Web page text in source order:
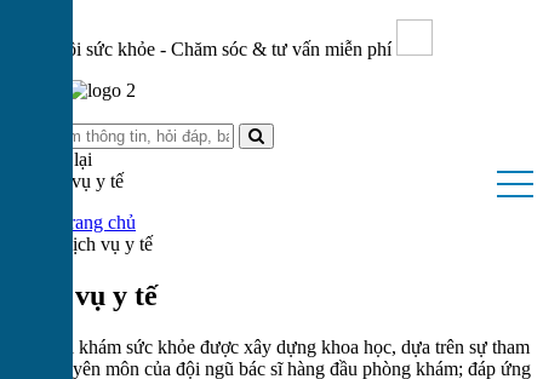
Ngày hội sức khỏe - Chăm sóc & tư vấn miễn phí
Quay lại
Trang chủ
Dịch vụ y tế
Dịch vụ y tế
Các gói khám sức khỏe được xây dựng khoa học, dựa trên sự tham
vấn chuyên môn của đội ngũ bác sĩ hàng đầu phòng khám; đáp ứng